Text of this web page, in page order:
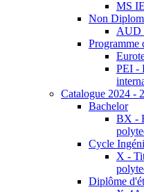
MS
Non
Programme
PEI -
Catalogue 2024 -
Bachelor
BX -
Cycle
X -
Diplôme